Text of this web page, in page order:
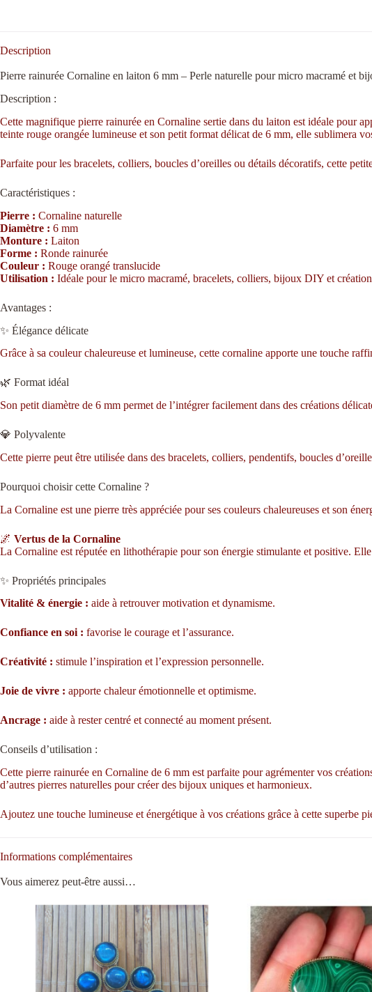
Description
Pierre rainurée Cornaline en laiton 6 mm – Perle naturelle pour micro macramé et
Description :
Cette magnifique pierre rainurée en Cornaline sertie dans du laiton est idéale pour
teinte rouge orangée lumineuse et son petit format délicat de 6 mm, elle sublimera
Parfaite pour les bracelets, colliers, boucles d’oreilles ou détails décoratifs, cette
Caractéristiques :
Pierre : Cornaline naturelle
Diamètre : 6 mm
Monture : Laiton
Forme : Ronde rainurée
Couleur : Rouge orangé translucide
Utilisation : Idéale pour le micro macramé, bracelets, colliers, bijoux DIY et
Avantages :
✨ Élégance délicate
Grâce à sa couleur chaleureuse et lumineuse, cette cornaline apporte une touche
🌿 Format idéal
Son petit diamètre de 6 mm permet de l’intégrer facilement dans des créations
💎 Polyvalente
Cette pierre peut être utilisée dans des bracelets, colliers, pendentifs, boucles
Pourquoi choisir cette Cornaline ?
La Cornaline est une pierre très appréciée pour ses couleurs chaleureuses et son
🌌 Vertus de la Cornaline
La Cornaline est réputée en lithothérapie pour son énergie stimulante et positive.
✨ Propriétés principales
Vitalité & énergie : aide à retrouver motivation et dynamisme.
Confiance en soi : favorise le courage et l’assurance.
Créativité : stimule l’inspiration et l’expression personnelle.
Joie de vivre : apporte chaleur émotionnelle et optimisme.
Ancrage : aide à rester centré et connecté au moment présent.
Conseils d’utilisation :
Cette pierre rainurée en Cornaline de 6 mm est parfaite pour agrémenter vos
d’autres pierres naturelles pour créer des bijoux uniques et harmonieux.
Ajoutez une touche lumineuse et énergétique à vos créations grâce à cette superbe
Informations complémentaires
Vous aimerez peut-être aussi…